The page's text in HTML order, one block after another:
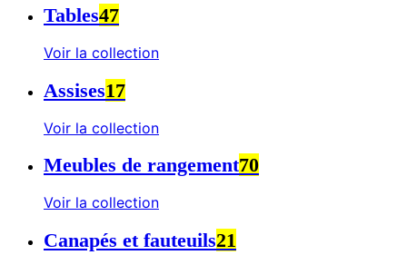
Tables47
Voir la collection
Assises17
Voir la collection
Meubles de rangement70
Voir la collection
Canapés et fauteuils21